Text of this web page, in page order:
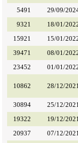
29/09/
5491
18/01/
9321
15/01/
15921
08/01/
39471
01/01/
23452
28/12/
10862
25/12/
30894
19/12/
19322
07/12/
20937